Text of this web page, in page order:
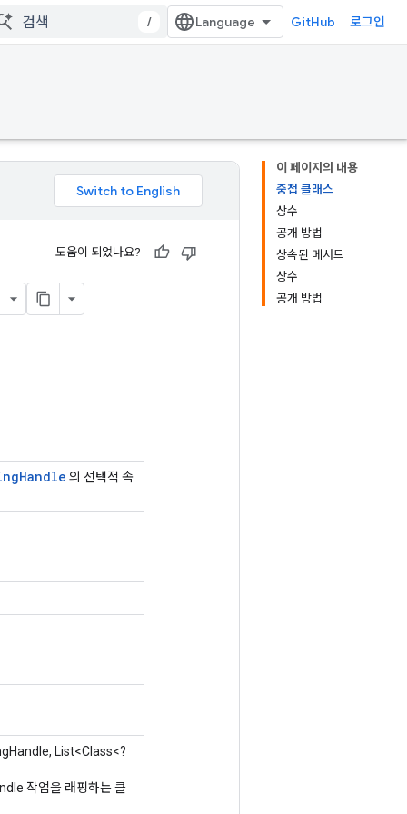
/ GitHub 로그인
이 페이지의 내용
중첩 클래스
상수
공개 방법
상속된 메서드
상수
공개 방법
도움이 되었나요?
Handle 의 선택적 속
List<Class<?
작업을 래핑하는 클